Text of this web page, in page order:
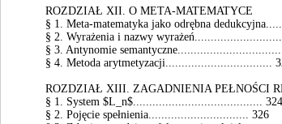
ROZDZIAŁ XII. O META-MATEMATYCE
§ 1. Meta-matematyka jako odrębna
§ 2. Wyrażenia i nazwy
§ 3. Antynomie
§ 4. Metoda arytmetyzacji.................................
ROZDZIAŁ XIII. ZAGADNIENIA PEŁNOŚCI
§ 1. System $L_n$........................................ 324
§ 2. Pojęcie spełnienia............................... 326